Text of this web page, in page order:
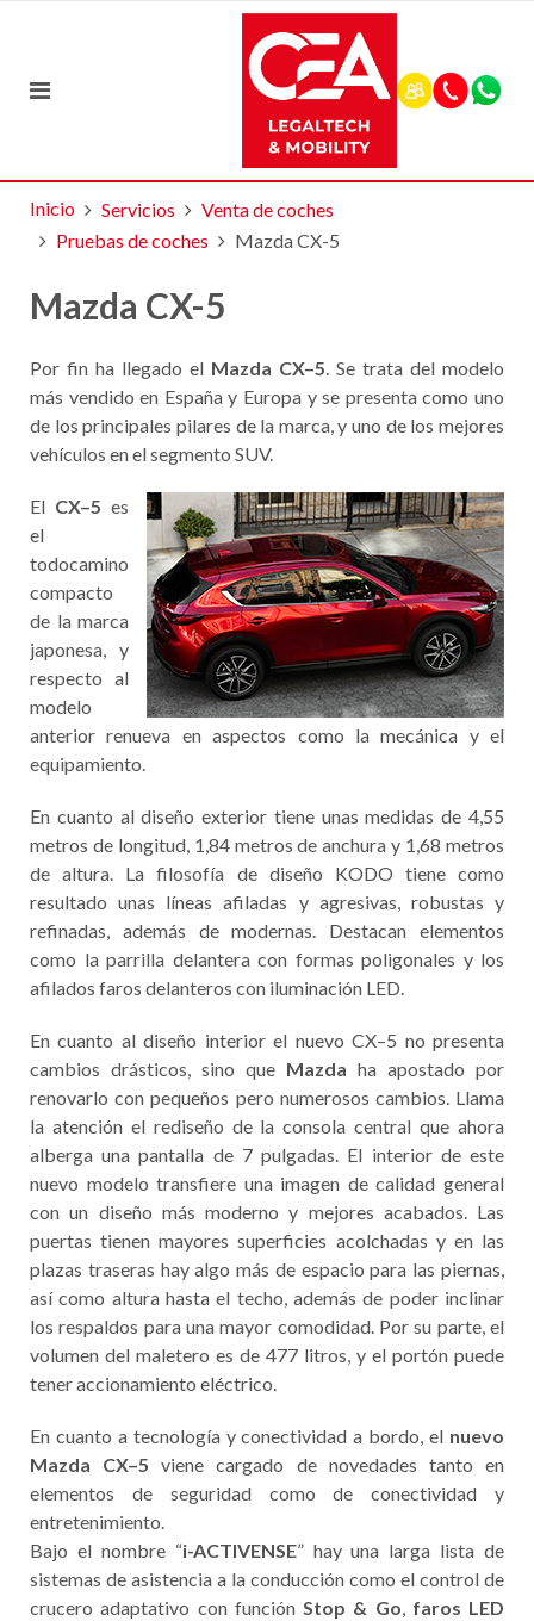
Inicio Servicios
Venta de coches
Pruebas de coches
Mazda CX-5
Mazda CX-5
Por fin ha llegado el Mazda CX–5. Se trata del modelo
más vendido en España y Europa y se presenta como uno
de los principales pilares de la marca, y uno de los mejores
vehículos en el segmento SUV.
El CX–5 es
el
todocamino
compacto
de la marca
japonesa, y
respecto al
modelo
anterior renueva en aspectos como la mecánica y el
equipamiento.
En cuanto al diseño exterior tiene unas medidas de 4,55
metros de longitud, 1,84 metros de anchura y 1,68 metros
de altura. La filosofía de diseño KODO tiene como
resultado unas líneas afiladas y agresivas, robustas y
refinadas, además de modernas. Destacan elementos
como la parrilla delantera con formas poligonales y los
afilados faros delanteros con iluminación LED.
En cuanto al diseño interior el nuevo CX–5 no presenta
cambios drásticos, sino que Mazda ha apostado por
renovarlo con pequeños pero numerosos cambios. Llama
la atención el rediseño de la consola central que ahora
alberga una pantalla de 7 pulgadas. El interior de este
nuevo modelo transfiere una imagen de calidad general
con un diseño más moderno y mejores acabados. Las
puertas tienen mayores superficies acolchadas y en las
plazas traseras hay algo más de espacio para las piernas,
así como altura hasta el techo, además de poder inclinar
los respaldos para una mayor comodidad. Por su parte, el
volumen del maletero es de 477 litros, y el portón puede
tener accionamiento eléctrico.
En cuanto a tecnología y conectividad a bordo, el nuevo
Mazda CX–5 viene cargado de novedades tanto en
elementos de seguridad como de conectividad y
entretenimiento.
Bajo el nombre “i-ACTIVENSE” hay una larga lista de
sistemas de asistencia a la conducción como el control de
crucero adaptativo con función Stop & Go, faros LED